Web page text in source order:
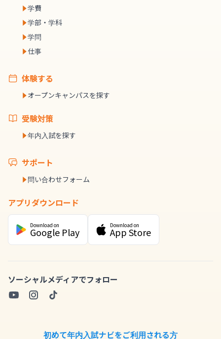
学費
学部・学科
学問
仕事
体験する
オープンキャンパスを探す
受験対策
年内入試を探す
サポート
問い合わせフォーム
アプリダウンロード
Download on
Google Play
Download on
App Store
ソーシャルメディアでフォロー
初めて年内入試ナビをご利用される方